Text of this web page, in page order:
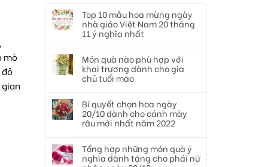
mò
Top 10 mẫu hoa mừng ngày
nhà giáo Việt Nam 20 tháng
11 ý nghĩa nhất
Món quà nào phù hợp với
khai trương dành cho gia
chủ tuổi mão
Bí quyết chọn hoa ngày
20/10 dành cho cánh mày
râu mới nhất năm 2022
Tổng hợp những món quà ý
nghĩa dành tặng cho phái nữ